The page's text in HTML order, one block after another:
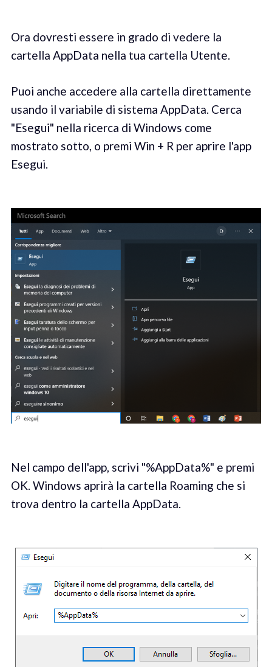
Ora dovresti essere in grado di vedere la
cartella AppData nella tua cartella Utente.
Puoi anche accedere alla cartella direttamente
usando il variabile di sistema AppData. Cerca
"Esegui" nella ricerca di Windows come
mostrato sotto, o premi Win + R per aprire l'app
Esegui.
Nel campo dell'app, scrivi "%AppData%" e premi
OK. Windows aprirà la cartella Roaming che si
trova dentro la cartella AppData.